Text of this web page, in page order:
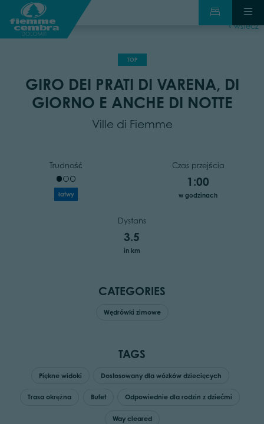
wstecz
TOP
GIRO DEI PRATI DI VARENA, DI
GIORNO E ANCHE DI NOTTE
Ville di Fiemme
Trudność
łatwy
Czas przejścia
1:00
w godzinach
Dystans
3.5
in km
CATEGORIES
Wędrówki zimowe
TAGS
Piękne widoki Dostosowany dla wózków dziecięcych
Trasa okrężna Bufet Odpowiednie dla rodzin z dziećmi
Way cleared